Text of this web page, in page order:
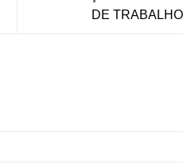
DE TRABALHO